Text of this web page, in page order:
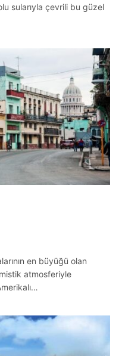
sularıyla çevrili bu güzel
en büyüğü olan
atmosferiyle